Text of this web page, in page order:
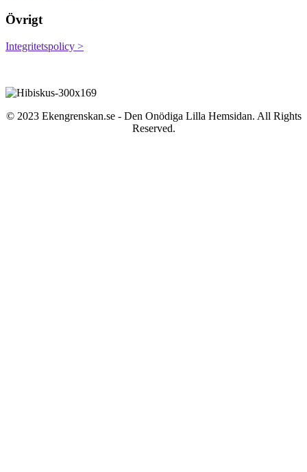
Övrigt
Integritetspolicy >
© 2023 Ekengrenskan.se - Den Onödiga Lilla Hemsidan. All Rights
Reserved.